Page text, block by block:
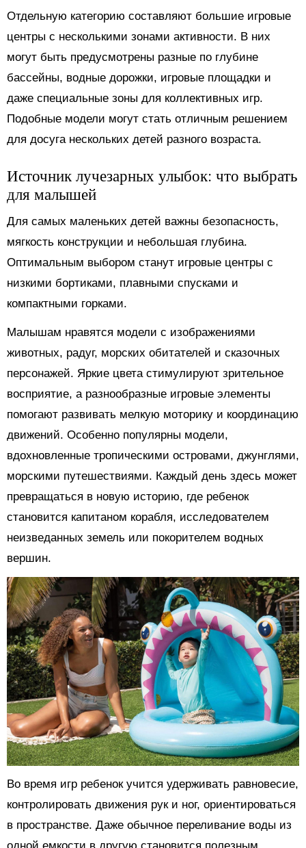
Отдельную категорию составляют большие игровые
центры с несколькими зонами активности. В них
могут быть предусмотрены разные по глубине
бассейны, водные дорожки, игровые площадки и
даже специальные зоны для коллективных игр.
Подобные модели могут стать отличным решением
для досуга нескольких детей разного возраста.
Источник лучезарных улыбок: что выбрать
для малышей
Для самых маленьких детей важны безопасность,
мягкость конструкции и небольшая глубина.
Оптимальным выбором станут игровые центры с
низкими бортиками, плавными спусками и
компактными горками.
Малышам нравятся модели с изображениями
животных, радуг, морских обитателей и сказочных
персонажей. Яркие цвета стимулируют зрительное
восприятие, а разнообразные игровые элементы
помогают развивать мелкую моторику и координацию
движений. Особенно популярны модели,
вдохновленные тропическими островами, джунглями,
морскими путешествиями. Каждый день здесь может
превращаться в новую историю, где ребенок
становится капитаном корабля, исследователем
неизведанных земель или покорителем водных
вершин.
Во время игр ребенок учится удерживать равновесие,
контролировать движения рук и ног, ориентироваться
в пространстве. Даже обычное переливание воды из